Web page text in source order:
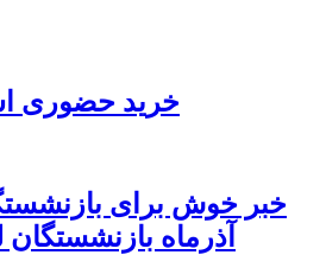
خرید حضوری
خبر خوش برای
آذرماه